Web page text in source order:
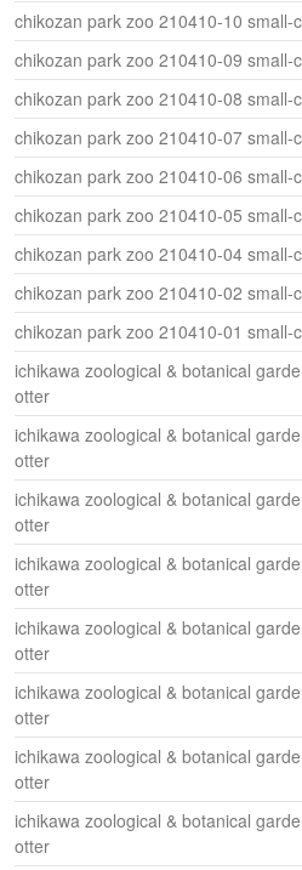
chikozan park zoo 210410-10 small-
chikozan park zoo 210410-09 small-
chikozan park zoo 210410-08 small-
chikozan park zoo 210410-07 small-
chikozan park zoo 210410-06 small-
chikozan park zoo 210410-05 small-
chikozan park zoo 210410-04 small-
chikozan park zoo 210410-02 small-
chikozan park zoo 210410-01 small-
ichikawa zoological & botanical
otter
ichikawa zoological & botanical
otter
ichikawa zoological & botanical
otter
ichikawa zoological & botanical
otter
ichikawa zoological & botanical
otter
ichikawa zoological & botanical
otter
ichikawa zoological & botanical
otter
ichikawa zoological & botanical
otter